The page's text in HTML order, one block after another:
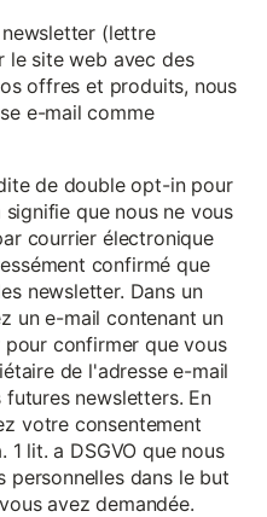
(lettre
le site web avec des
offres et produits, nous
e-mail comme
de double opt-in pour
que nous ne vous
courrier électronique
confirmé que
newsletter. Dans un
un e-mail contenant un
confirmer que vous
de l'adresse e-mail
newsletters. En
votre consentement
lit. a DSGVO que nous
personnelles dans le but
avez demandée.